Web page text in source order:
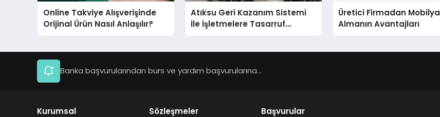
Online Takviye Alışverişinde
Orijinal Ürün Nasıl Anlaşılır?
Atıksu Geri Kazanım Sistemi
İle İşletmelere Tasarruf
Sağlayın
Üretici Firmadan Mobilya
Almanın Avantajları
Banka başvurularından burs ve yardım başvurularına...
Kurumsal Sözleşmeler Başvurular